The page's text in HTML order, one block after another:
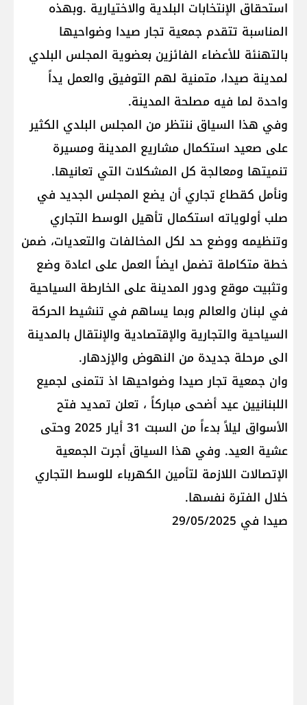
استحقاق الإنتخابات البلدية والاختيارية .وبهذه
المناسبة تتقدم جمعية تجار صيدا وضواحيها
بالتهنئة للأعضاء الفائزين بعضوية المجلس البلدي
لمدينة صيدا، متمنية لهم التوفيق والعمل يداً
واحدة لما فيه مصلحة المدينة.
وفي هذا السياق ننتظر من المجلس البلدي الكثير
على صعيد استكمال مشاريع المدينة ومسيرة
تنميتها ومعالجة كل المشكلات التي تعانيها.
ونأمل كقطاع تجاري أن يضع المجلس الجديد في
صلب أولوياته استكمال تأهيل الوسط التجاري
وتنظيمه ووضع حد لكل المخالفات والتعديات، ضمن
خطة متكاملة تضمل ايضاً العمل على اعادة وضع
وتثبيت موقع ودور المدينة على الخارطة السياحية
في لبنان والعالم وبما يساهم في تنشيط الحركة
السياحية والتجارية والإقتصادية والإنتقال بالمدينة
الى مرحلة جديدة من النهوض والإزدهار.
وان جمعية تجار صيدا وضواحيها اذ تتمنى لجميع
اللبنانيين عيد أضحى مباركاً ، تعلن تمديد فتح
الأسواق ليلاً بدءاً من السبت 31 أيار 2025 وحتى
عشية العيد. وفي هذا السياق أجرت الجمعية
الإتصالات اللازمة لتأمين الكهرباء للوسط التجاري
خلال الفترة نفسها.
صيدا في 29/05/2025